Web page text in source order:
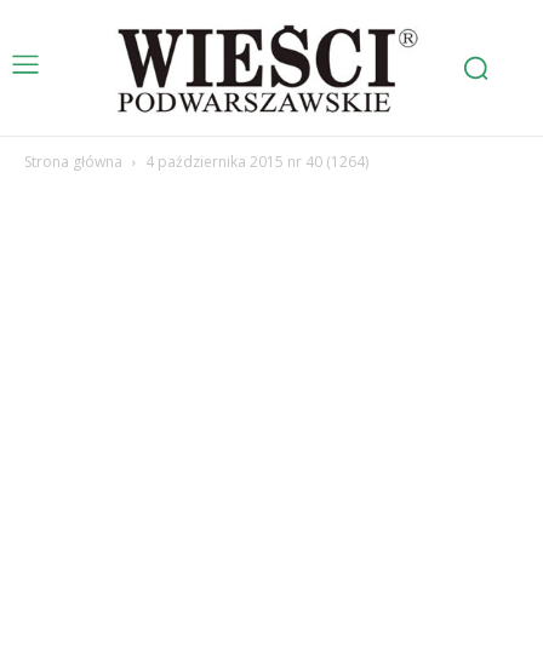
Strona główna 4 października 2015 nr 40 (1264)